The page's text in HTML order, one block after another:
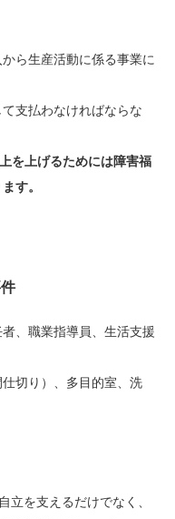
ら生産活動に係る事業に
支払わなければならな
を上げるためには障害福
す。
、職業指導員、生活支援
切り）、多目的室、洗
立を支えるだけでなく、